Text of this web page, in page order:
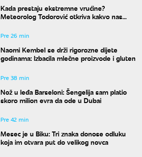
Kada prestaju ekstremne vrućine?
Meteorolog Todorović otkriva kakvo nas
Pre 26 min
Naomi Kembel se drži rigorozne dijete
godinama: Izbacila mlečne proizvode i gluten
Pre 38 min
Nož u leđa Barseloni: Šengelija sam platio
skoro milion evra da ode u Dubai
Pre 42 min
Mesec je u Biku: Tri znaka donose odluku
koja im otvara put do velikog novca